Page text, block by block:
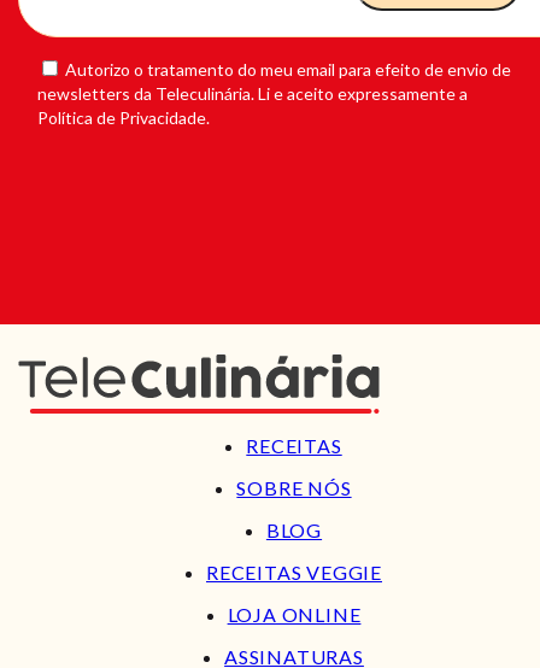
Autorizo o tratamento do meu email para efeito de envio de
newsletters da Teleculinária. Li e aceito expressamente a
Política de Privacidade.
RECEITAS
SOBRE NÓS
BLOG
RECEITAS VEGGIE
LOJA ONLINE
ASSINATURAS